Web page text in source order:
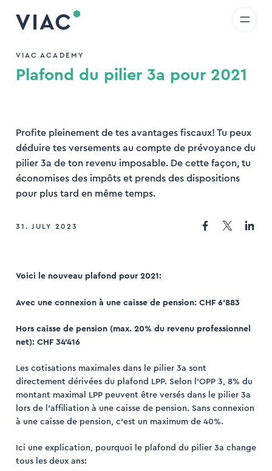
Skip to content
VIAC ACADEMY
Plafond du pilier 3a pour 2021
Profite pleinement de tes avantages fiscaux! Tu peux
déduire tes versements au compte de prévoyance du
pilier 3a de ton revenu imposable. De cette façon, tu
économises des impôts et prends des dispositions
pour plus tard en même temps.
31. JULY 2023
Voici le nouveau plafond pour 2021:
Avec une connexion à une caisse de pension: CHF 6’883
Hors caisse de pension (max. 20% du revenu professionnel
net): CHF 34’416
Les cotisations maximales dans le pilier 3a sont
directement dérivées du plafond LPP. Selon l’OPP 3, 8% du
montant maximal LPP peuvent être versés dans le pilier 3a
lors de l’affiliation à une caisse de pension. Sans connexion
à une caisse de pension, c’est un maximum de 40%.
Ici une explication, pourquoi le plafond du pilier 3a change
tous les deux ans: